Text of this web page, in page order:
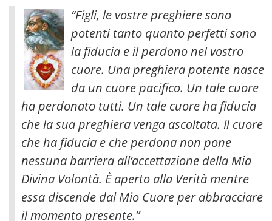
“Figli, le vostre preghiere sono
potenti tanto quanto perfetti sono
la fiducia e il perdono nel vostro
cuore. Una preghiera potente nasce
da un cuore pacifico. Un tale cuore
ha perdonato tutti. Un tale cuore ha fiducia
che la sua preghiera venga ascoltata. Il cuore
che ha fiducia e che perdona non pone
nessuna barriera all’accettazione della Mia
Divina Volontà. È aperto alla Verità mentre
essa discende dal Mio Cuore per abbracciare
il momento presente.”